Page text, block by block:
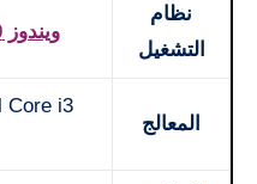
نظام
التشغيل
ويندوز 10
المعالج